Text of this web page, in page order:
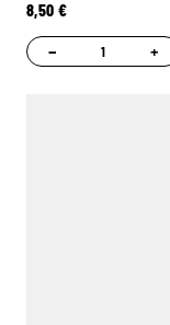
8,50 €
− +